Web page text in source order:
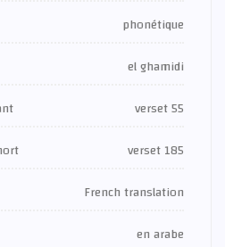
phonétique
el ghamidi
verset 55
verset 185
French translation
en arabe